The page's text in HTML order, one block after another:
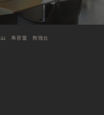
山 美容室 勉強会